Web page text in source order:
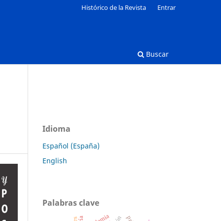
Buscar
Histórico de la Revista Entrar
Idioma
Español (España)
English
Palabras clave